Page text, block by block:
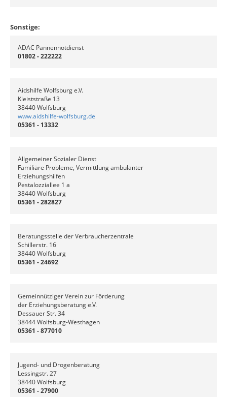
Sonstige:
ADAC Pannennotdienst
01802 - 222222
Aidshilfe Wolfsburg e.V.
Kleiststraße 13
38440 Wolfsburg
www.aidshilfe-wolfsburg.de
05361 - 13332
Allgemeiner Sozialer Dienst
Familiäre Probleme, Vermittlung ambulanter
Erziehungshilfen
Pestalozziallee 1 a
38440 Wolfsburg
05361 - 282827
Beratungsstelle der Verbraucherzentrale
Schillerstr. 16
38440 Wolfsburg
05361 - 24692
Gemeinnütziger Verein zur Förderung
der Erziehungsberatung e.V.
Dessauer Str. 34
38444 Wolfsburg-Westhagen
05361 - 877010
Jugend- und Drogenberatung
Lessingstr. 27
38440 Wolfsburg
05361 - 27900